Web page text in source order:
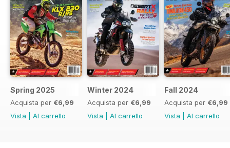
Spring 2025
Acquista per €6,99
Vista
Al carrello
Winter 2024
Acquista per €6,99
Vista
Al carrello
Fall 2024
Acquista per €6,99
Vista
Al carrello